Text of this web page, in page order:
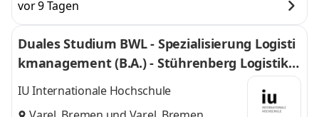
vor 9 Tagen
Duales Studium BWL - Spezialisierung Logisti
kmanagement (B.A.) - Stührenberg Logistik G
mbH
IU Internationale Hochschule